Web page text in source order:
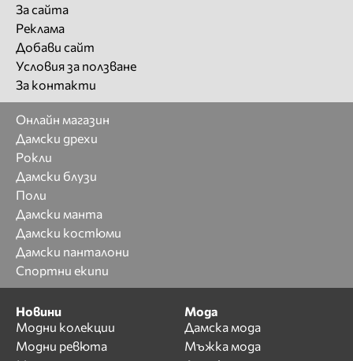
За сайта
Реклама
Добави сайт
Условия за ползване
За контакти
Онлайн магазин
Дамски дрехи
Рокли
Дамски блузи
Поли
Дамски манта
Дамски костюми
Дамски панталони
Спортни екипи
Новини
Модни колекции
Модни ревюта
Мода
Дамска мода
Мъжка мода